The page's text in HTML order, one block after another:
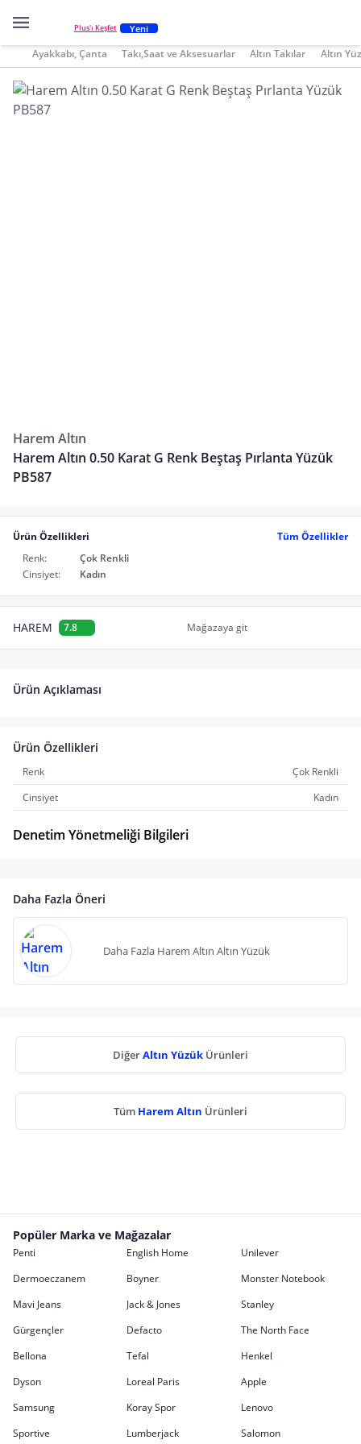
Plus'ı Keşfet Yeni
Ayakkabı, Çanta Takı,Saat ve Aksesuarlar Altın Takılar Altın
Harem Altın
Harem Altın 0.50 Karat G Renk Beştaş Pırlanta Yüzük
PB587
Ürün Özellikleri
Tüm Özellikler
Renk:
Çok Renkli
Cinsiyet:
Kadın
HAREM 7.8 Mağazaya git
Ürün Açıklaması
Ürün Özellikleri
Renk
Çok Renkli
Cinsiyet
Kadın
Denetim Yönetmeliği Bilgileri
Daha Fazla Öneri
Daha Fazla Harem Altın Altın Yüzük
DiğerAltın Yüzük Ürünleri
Tüm Harem Altın Ürünleri
Popüler Marka ve Mağazalar
Penti English Home
Unilever
Dermoeczanem
Boyner
Monster Notebook
Mavi Jeans
Jack & Jones
Stanley
Gürgençler
Defacto
The North Face
Bellona
Tefal
Henkel
Dyson
Loreal Paris
Apple
Samsung
Koray Spor
Lenovo
Sportive
Lumberjack Salomon